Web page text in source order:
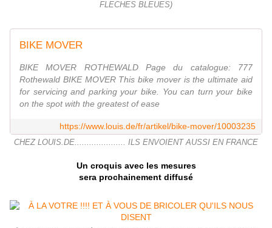
FLECHES BLEUES)
BIKE MOVER
BIKE MOVER ROTHEWALD Page du catalogue: 777
Rothewald BIKE MOVER This bike mover is the ultimate aid
for servicing and parking your bike. You can turn your bike
on the spot with the greatest of ease
https://www.louis.de/fr/artikel/bike-mover/10003235
CHEZ LOUIS.DE..................... ILS ENVOIENT AUSSI EN FRANCE
Un croquis avec les mesures
sera prochainement diffusé